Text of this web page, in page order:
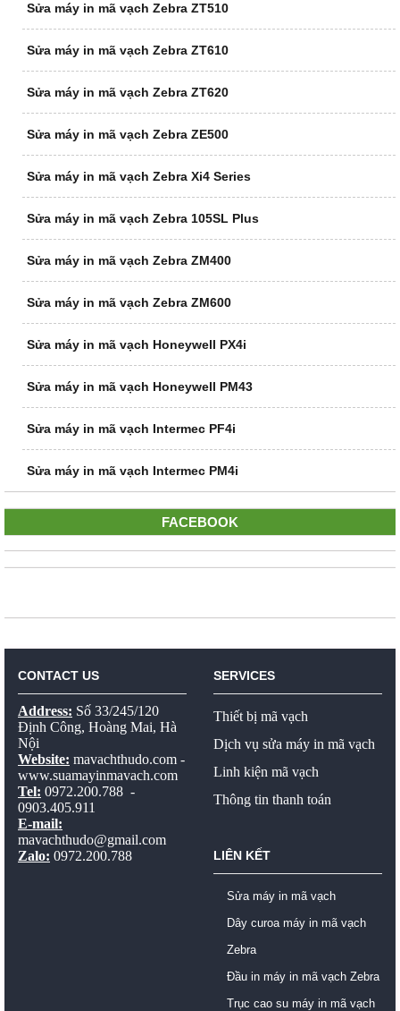
Sửa máy in mã vạch Zebra ZT510
Sửa máy in mã vạch Zebra ZT610
Sửa máy in mã vạch Zebra ZT620
Sửa máy in mã vạch Zebra ZE500
Sửa máy in mã vạch Zebra Xi4 Series
Sửa máy in mã vạch Zebra 105SL Plus
Sửa máy in mã vạch Zebra ZM400
Sửa máy in mã vạch Zebra ZM600
Sửa máy in mã vạch Honeywell PX4i
Sửa máy in mã vạch Honeywell PM43
Sửa máy in mã vạch Intermec PF4i
Sửa máy in mã vạch Intermec PM4i
FACEBOOK
CONTACT US
Address: Số 33/245/120
Định Công, Hoàng Mai, Hà
Nội
Website: mavachthudo.com -
www.suamayinmavach.com
Tel: 0972.200.788 -
0903.405.911
E-mail:
mavachthudo@gmail.com
Zalo: 0972.200.788
SERVICES
Thiết bị mã vạch
Dịch vụ sửa máy in mã vạch
Linh kiện mã vạch
Thông tin thanh toán
LIÊN KẾT
Sửa máy in mã vạch
Dây curoa máy in mã vạch
Zebra
Đầu in máy in mã vạch Zebra
Trục cao su máy in mã vạch